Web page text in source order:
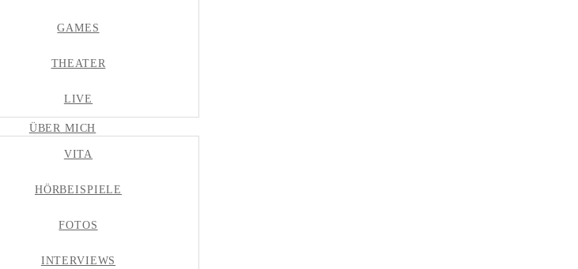
GAMES
THEATER
LIVE
ÜBER MICH
VITA
HÖRBEISPIELE
FOTOS
INTERVIEWS